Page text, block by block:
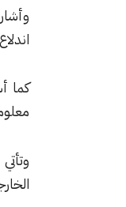
كما